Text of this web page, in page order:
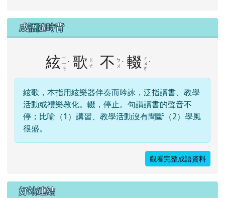
成語隨時背
絃 ㄒ
ㄧ
ㄢ
ˊ 歌 ㄍ
ㄜ
不 ㄅ
ㄨ ˊ 輟
ㄔ
ㄨ
ㄛ
ˋ
絃歌，本指用絃樂器伴奏而吟詠，泛指讀書、教學
活動或禮樂教化。輟，停止。句謂讀書的聲音不
停；比喻（1）講習、教學活動沒有間斷（2）學風
很盛。
觀看完整成語資料
右邊區域內容
好站連結